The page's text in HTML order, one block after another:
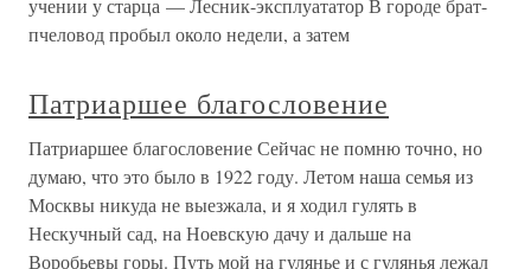
учении у старца — Лесник-эксплуататор В городе брат-
пчеловод пробыл около недели, а затем
Патриаршее благословение
Патриаршее благословение Сейчас не помню точно, но
думаю, что это было в 1922 году. Летом наша семья из
Москвы никуда не выезжала, и я ходил гулять в
Нескучный сад, на Ноевскую дачу и дальше на
Воробьевы горы. Путь мой на гулянье и с гулянья лежал